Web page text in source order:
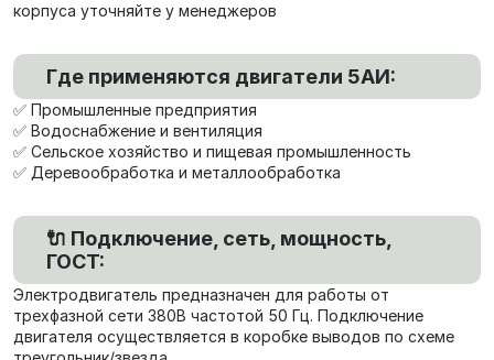
корпуса уточняйте у менеджеров
Где применяются двигатели 5АИ:
✅ Промышленные предприятия
✅ Водоснабжение и вентиляция
✅ Сельское хозяйство и пищевая промышленность
✅ Деревообработка и металлообработка
🔌 Подключение, сеть, мощность,
ГОСТ:
Электродвигатель предназначен для работы от
трехфазной сети 380В частотой 50 Гц. Подключение
двигателя осуществляется в коробке выводов по схеме